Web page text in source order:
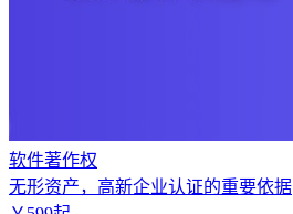
软件著作权
无形资产，高新企业认证的重要依据